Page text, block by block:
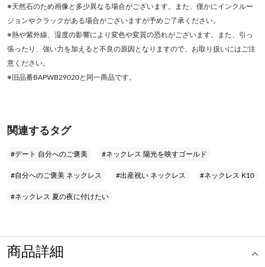
※天然石のため画像と多少異なる場合がございます。また、僅かにインクルー
ジョンやクラックがある場合がございますが予めご了承ください。
※熱や紫外線、湿度の影響により変色や変質の恐れがございます。また、引っ
張ったり、強い力を加えると不良の原因となりますので、お取り扱いにはご注
意ください。
※旧品番BAPWB29020と同一商品です。
関連するタグ
#デート 自分へのご褒美 #ネックレス 陽光を映すゴールド
#自分へのご褒美 ネックレス #出産祝い ネックレス #ネックレス K10
#ネックレス 夏の夜に付けたい
商品詳細